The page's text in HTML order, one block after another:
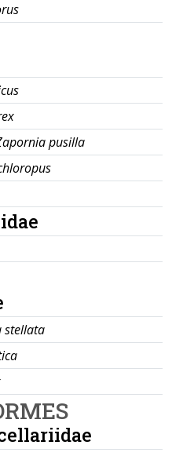
pusilla
stellata